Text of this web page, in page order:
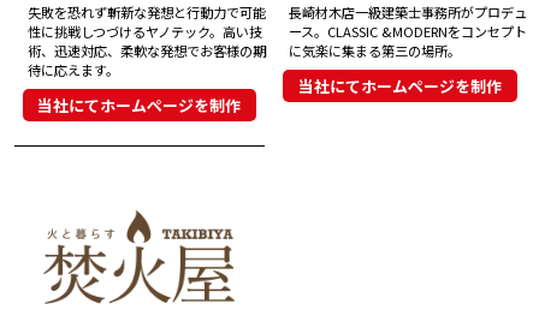
失敗を恐れず斬新な発想と行動力で可能
性に挑戦しつづけるヤノテック。高い技
術、迅速対応、柔軟な発想でお客様の期
待に応えます。
当社にてホームページを制作
長崎材木店一級建築士事務所がプロデュ
ース。CLASSIC &MODERNをコンセプト
に気楽に集まる第三の場所。
当社にてホームページを制作